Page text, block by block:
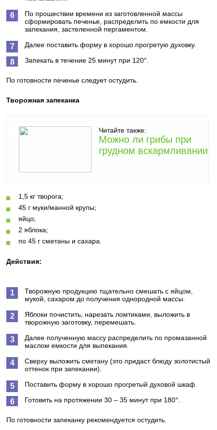
По прошествии времени из заготовленной массы
сформировать печенье, распределить по емкости для
запекания, застеленной пергаментом.
Далее поставить форму в хорошо прогретую духовку.
Запекать в течение 25 минут при 120°.
По готовности печенье следует остудить.
Творожная запеканка
Читайте также:
Можно ли грибы при
грудном вскармливании
1,5 кг творога;
45 г муки/манной крупы;
яйцо;
2 яблока;
по 45 г сметаны и сахара.
Действия:
Творожную продукцию тщательно смешать с яйцом,
мукой, сахаром до получения однородной массы.
Яблоки почистить, нарезать ломтиками, выложить в
творожную заготовку, перемешать.
Далее полученную массу распределить по промазанной
маслом емкости для выпекания.
Сверху выложить сметану (это придаст блюду золотистый
оттенок при запекании).
Поставить форму в хорошо прогретый духовой шкаф.
Готовить на протяжении 30 – 35 минут при 180°.
По готовности запеканку рекомендуется остудить.